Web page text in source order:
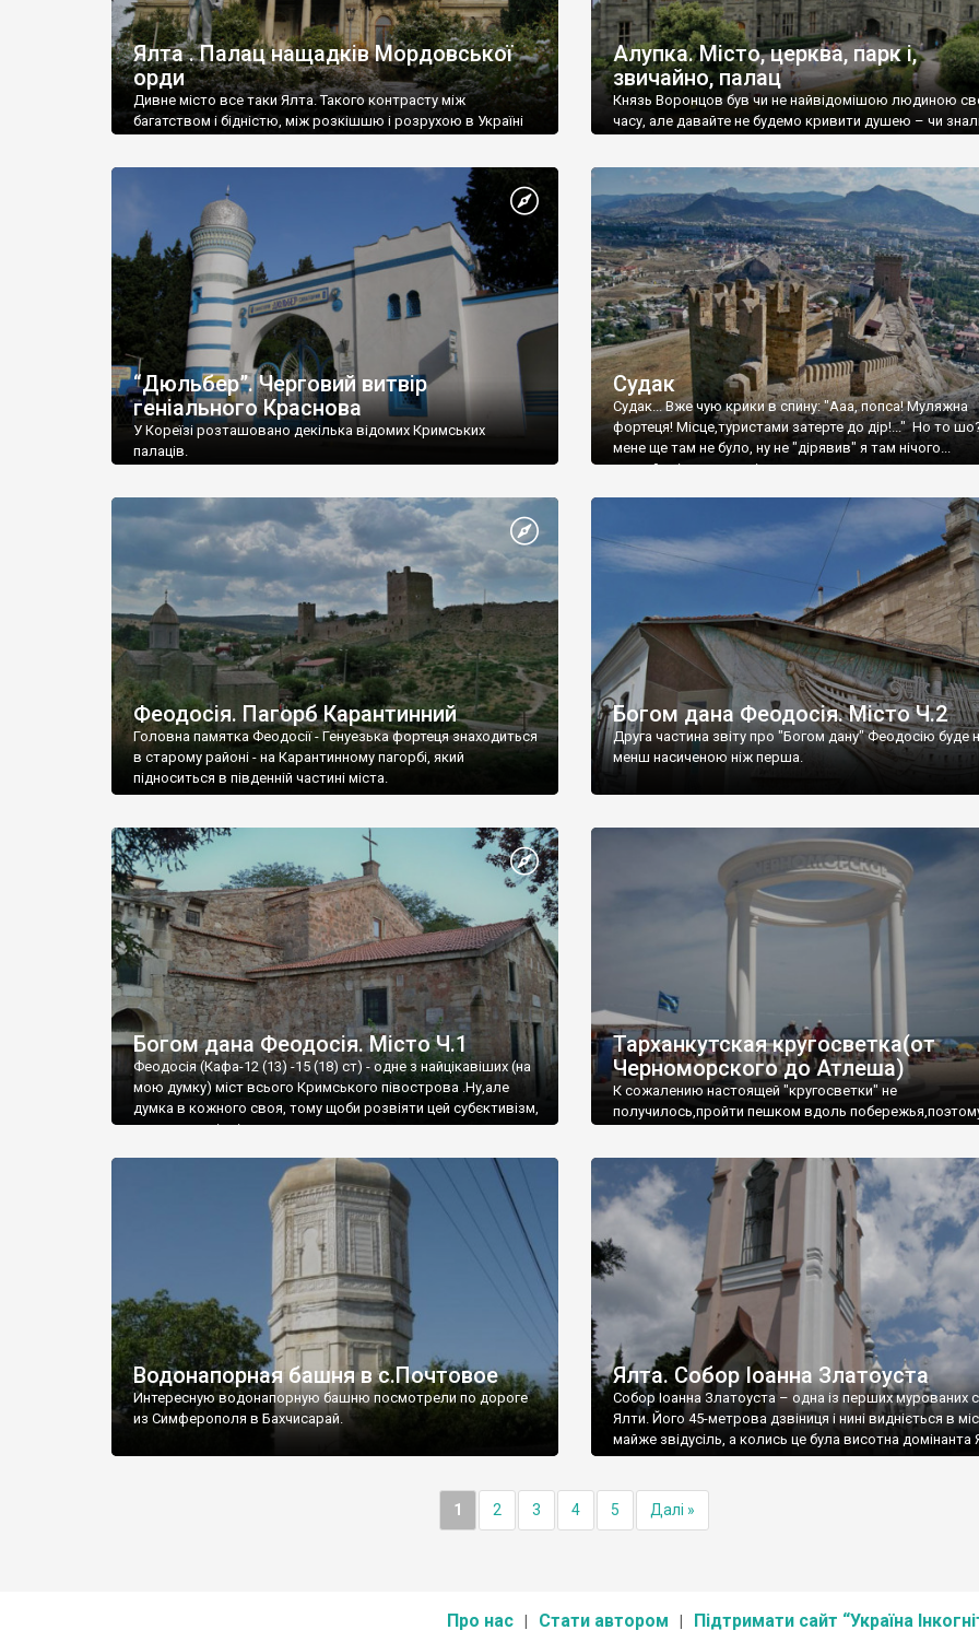
Ялта . Палац нащадків Мордовської
орди
Дивне місто все таки Ялта. Такого контрасту між
багатством і бідністю, між розкішшю і розрухою в Україні
Алупка. Місто, церква, парк і,
звичайно, палац
Князь Воронцов був чи не найвідомішою людиною
часу, але давайте не будемо кривити душею – чи
“Дюльбер”. Черговий витвір
геніального Краснова
У Кореїзі розташовано декілька відомих Кримських
палаців.
Судак
Судак... Вже чую крики в спину: "Ааа, попса! Муляжна
фортеця! Місце,туристами затерте до дір!..." Но то
мене ще там не було, ну не "дірявив" я там нічого...
принаймні до цього літа.
Феодосія. Пагорб Карантинний
Головна памятка Феодосії - Генуезька фортеця знаходиться
в старому районі - на Карантинному пагорбі, який
підноситься в південній частині міста.
Богом дана Феодосія. Місто Ч.2
Друга частина звіту про "Богом дану" Феодосію буде
менш насиченою ніж перша.
Богом дана Феодосія. Місто Ч.1
Феодосія (Кафа-12 (13) -15 (18) ст) - одне з найцікавіших (на
мою думку) міст всього Кримського півострова .Ну,але
думка в кожного своя, тому щоби розвіяти цей субєктивізм,
запрошую відвідати це
Тарханкутская кругосветка(от
Черноморского до Атлеша)
К сожалению настоящей "кругосветки" не
получилось,пройти пешком вдоль
Водонапорная башня в с.Почтовое
Интересную водонапорную башню посмотрели по дороге
из Симферополя в Бахчисарай.
Ялта. Собор Іоанна Златоуста
Собор Іоанна Златоуста – одна із перших мурованих
Ялти. Його 45-метрова дзвіниця і нині видніється в
майже звідусіль, а колись це була висотна домінанта
1 2 3 4 5 Далі »
Про нас Стати автором Підтримати сайт “Україна